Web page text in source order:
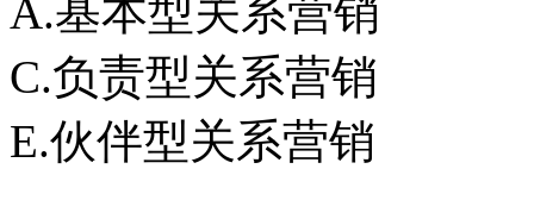
A.基本型关系营销
C.负责型关系营销
E.伙伴型关系营销